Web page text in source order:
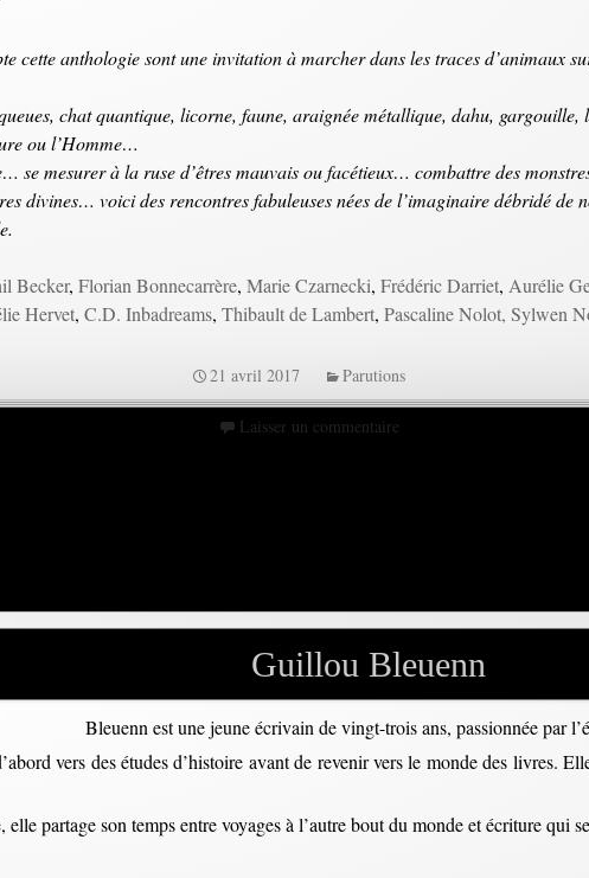
cette anthologie sont une invitation à marcher dans les traces d’animaux
chat quantique, licorne, faune, araignée métallique, dahu, gargouille,
ou l’Homme…
se mesurer à la ruse d’êtres mauvais ou facétieux… combattre des
divines… voici des rencontres fabuleuses nées de l’imaginaire débridé de
Becker, Florian Bonnecarrère, Marie Czarnecki, Frédéric Darriet, Aurélie
Hervet, C.D. Inbadreams, Thibault de Lambert, Pascaline Nolot, Sylwen
21 avril 2017 Parutions
Laisser un commentaire
Guillou Bleuenn
Bleuenn est une jeune écrivain de vingt-trois ans, passionnée par
vers des études d’histoire avant de revenir vers le monde des livres.
partage son temps entre voyages à l’autre bout du monde et écriture qui